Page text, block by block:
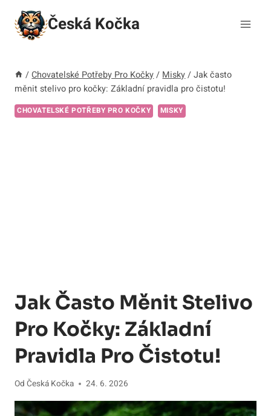
Přeskočit
obsah
Česká Kočka
/ Chovatelské Potřeby Pro Kočky / Misky / Jak často
měnit stelivo pro kočky: Základní pravidla pro čistotu!
CHOVATELSKÉ POTŘEBY PRO KOČKY MISKY
Jak Často Měnit Stelivo
Pro Kočky: Základní
Pravidla Pro Čistotu!
Od Česká Kočka 24. 6. 2026